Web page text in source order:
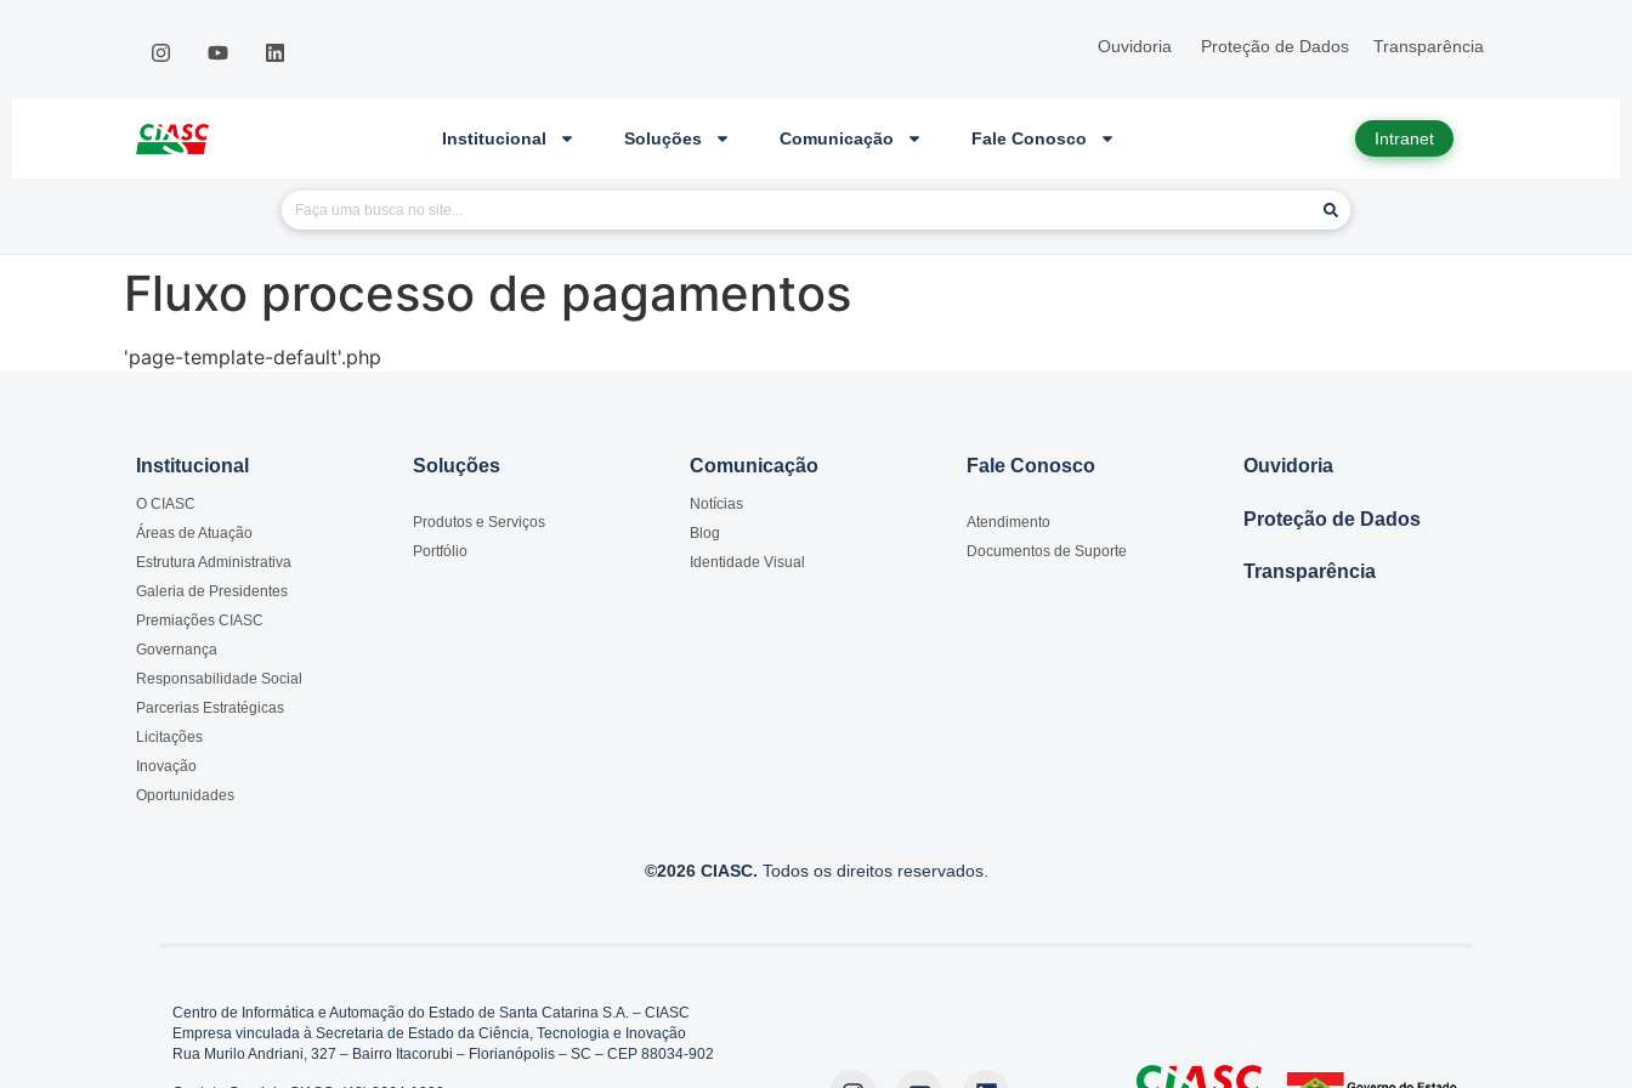
Ouvidoria Proteção de Dados Transparência
Institucional Soluções Comunicação Fale Conosco Intranet
Fluxo processo de pagamentos
'page-template-default'.php
Institucional
O CIASC
Áreas de Atuação
Estrutura Administrativa
Galeria de Presidentes
Premiações CIASC
Governança
Responsabilidade Social
Parcerias Estratégicas
Licitações
Inovação
Oportunidades
Soluções
Produtos e Serviços
Portfólio
Comunicação
Notícias
Blog
Identidade Visual
Fale Conosco
Atendimento
Documentos de Suporte
Ouvidoria
Proteção de Dados
Transparência
©2026 CIASC. Todos os direitos reservados.
Centro de Informática e Automação do Estado de Santa Catarina S.A. – CIASC
Empresa vinculada à Secretaria de Estado da Ciência, Tecnologia e Inovação
Rua Murilo Andriani, 327 – Bairro Itacorubi – Florianópolis – SC – CEP 88034-902